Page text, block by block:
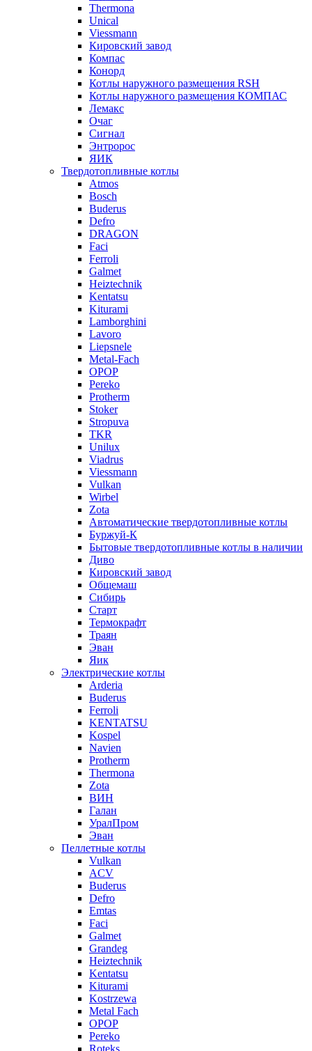
Thermona
Unical
Viessmann
Кировский завод
Компас
Конорд
Котлы наружного размещения RSH
Котлы наружного размещения КОМПАС
Лемакс
Очаг
Сигнал
Энтророс
ЯИК
Твердотопливные котлы
Atmos
Bosch
Buderus
Defro
DRAGON
Faci
Ferroli
Galmet
Heiztechnik
Kentatsu
Kiturami
Lamborghini
Lavoro
Liepsnele
Metal-Fach
OPOP
Pereko
Protherm
Stoker
Stropuva
TKR
Unilux
Viadrus
Viessmann
Vulkan
Wirbel
Zota
Автоматические твердотопливные котлы
Буржуй-К
Бытовые твердотопливные котлы в наличии
Диво
Кировский завод
Общемаш
Сибирь
Старт
Термокрафт
Траян
Эван
Яик
Электрические котлы
Arderia
Buderus
Ferroli
KENTATSU
Kospel
Navien
Protherm
Thermona
Zota
ВИН
Галан
УралПром
Эван
Пеллетные котлы
Vulkan
ACV
Buderus
Defro
Emtas
Faci
Galmet
Grandeg
Heiztechnik
Kentatsu
Kiturami
Kostrzewa
Metal Fach
OPOP
Pereko
Roteks